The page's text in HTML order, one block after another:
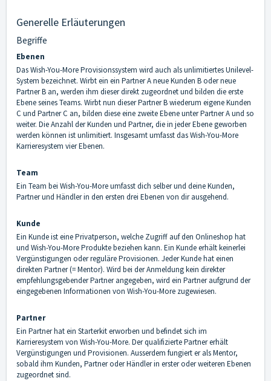
Generelle Erläuterungen
Begriffe
Ebenen
Das Wish-You-More Provisionssystem wird auch als unlimitiertes Unilevel-
System bezeichnet. Wirbt ein ein Partner A neue Kunden B oder neue
Partner B an, werden ihm dieser direkt zugeordnet und bilden die erste
Ebene seines Teams. Wirbt nun dieser Partner B wiederum eigene Kunden
C und Partner C an, bilden diese eine zweite Ebene unter Partner A und so
weiter. Die Anzahl der Kunden und Partner, die in jeder Ebene geworben
werden können ist unlimitiert. Insgesamt umfasst das Wish-You-More
Karrieresystem vier Ebenen.
Team
Ein Team bei Wish-You-More umfasst dich selber und deine Kunden,
Partner und Händler in den ersten drei Ebenen von dir ausgehend.
Kunde
Ein Kunde ist eine Privatperson, welche Zugriff auf den Onlineshop hat
und Wish-You-More Produkte beziehen kann. Ein Kunde erhält keinerlei
Vergünstigungen oder reguläre Provisionen. Jeder Kunde hat einen
direkten Partner (= Mentor). Wird bei der Anmeldung kein direkter
empfehlungsgebender Partner angegeben, wird ein Partner aufgrund der
eingegebenen Informationen von Wish-You-More zugewiesen.
Partner
Ein Partner hat ein Starterkit erworben und befindet sich im
Karrieresystem von Wish-You-More. Der qualifizierte Partner erhält
Vergünstigungen und Provisionen. Ausserdem fungiert er als Mentor,
sobald ihm Kunden, Partner oder Händler in erster oder weiteren Ebenen
zugeordnet sind.